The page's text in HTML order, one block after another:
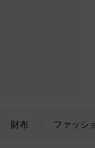
財布 ファッシ